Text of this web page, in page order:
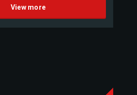
View more